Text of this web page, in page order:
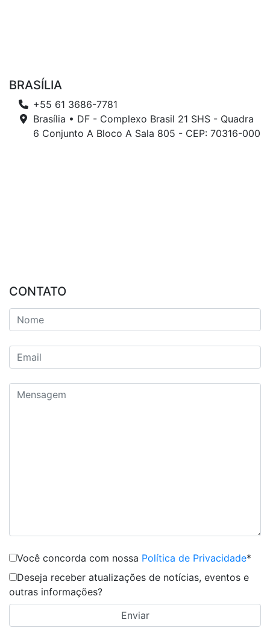
BRASÍLIA
+55 61 3686-7781
Brasília • DF - Complexo Brasil 21 SHS - Quadra
6 Conjunto A Bloco A Sala 805 - CEP: 70316-000
CONTATO
Você concorda com nossa Política de Privacidade*
Deseja receber atualizações de notícias, eventos e
outras informações?